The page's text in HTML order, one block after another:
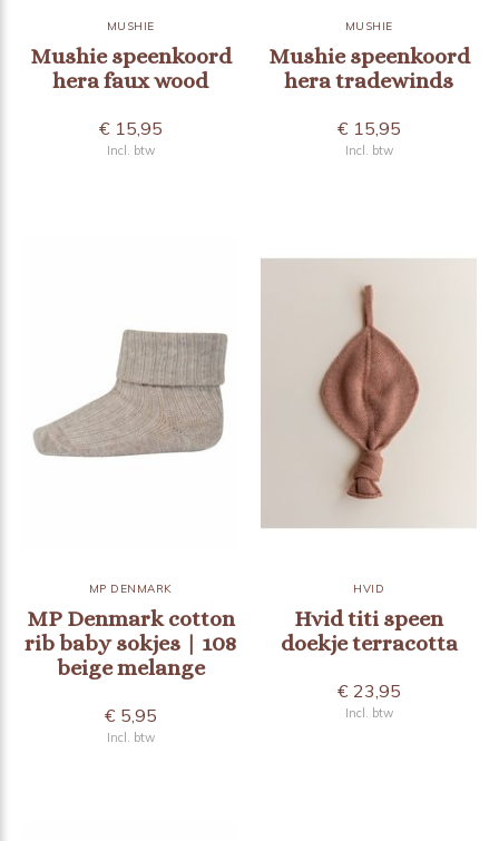
MUSHIE
Mushie speenkoord
hera faux wood
€ 15,95
Incl. btw
MUSHIE
Mushie speenkoord
hera tradewinds
€ 15,95
Incl. btw
MP DENMARK
MP Denmark cotton
rib baby sokjes | 108
beige melange
€ 5,95
Incl. btw
HVID
Hvid titi speen
doekje terracotta
€ 23,95
Incl. btw